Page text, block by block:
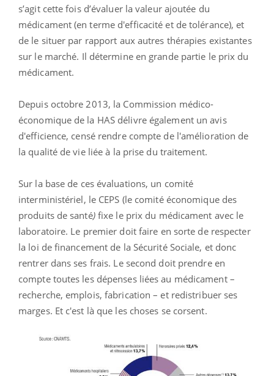
s’agit cette fois d’évaluer la valeur ajoutée du
médicament (en terme d'efficacité et de tolérance), et
de le situer par rapport aux autres thérapies existantes
sur le marché. Il détermine en grande partie le prix du
médicament.
Depuis octobre 2013, la Commission médico-
économique de la HAS délivre également un avis
d'efficience, censé rendre compte de l'amélioration de
la qualité de vie liée à la prise du traitement.
Sur la base de ces évaluations, un comité
interministériel, le CEPS (le comité économique des
produits de santé)fixe le prix du médicament avec le
laboratoire. Le premier doit faire en sorte de respecter
la loi de financement de la Sécurité Sociale, et donc
rentrer dans ses frais. Le second doit prendre en
compte toutes les dépenses liées au médicament –
recherche, emplois, fabrication – et redistribuer ses
marges. Et c'est là que les choses se corsent.